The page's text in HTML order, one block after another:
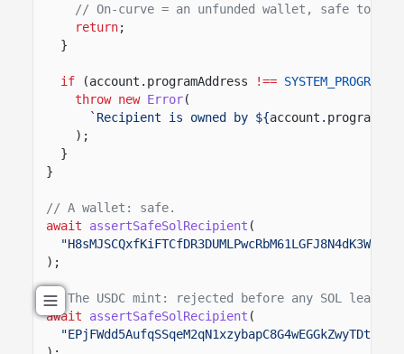
// On-curve = an unfunded wallet, safe to
return;
}
if (account.programAddress !== SYSTEM_PROGRAM
throw new Error(
`Recipient is owned by ${account .
);
}
}
// A wallet: safe.
await
assertSafeSolRecipient (
"H8sMJSCQxfKiFTCfDR3DUMLPwcRbM61LGFJ8N4dK3WjS"
);
// The USDC mint: rejected before any SOL leaves
await
assertSafeSolRecipient (
"EPjFWdd5AufqSSqeM2qN1xzybapC8G4wEGGkZwyTDt1v"